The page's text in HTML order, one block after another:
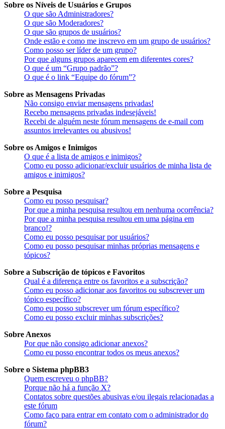
Sobre os Níveis de Usuários e Grupos
O que são Administradores?
O que são Moderadores?
O que são grupos de usuários?
Onde estão e como me inscrevo em um grupo de usuários?
Como posso ser líder de um grupo?
Por que alguns grupos aparecem em diferentes cores?
O que é um “Grupo padrão”?
O que é o link “Equipe do fórum”?
Sobre as Mensagens Privadas
Não consigo enviar mensagens privadas!
Recebo mensagens privadas indesejáveis!
Recebi de alguém neste fórum mensagens de e-mail com
assuntos irrelevantes ou abusivos!
Sobre os Amigos e Inimigos
O que é a lista de amigos e inimigos?
Como eu posso adicionar/excluir usuários de minha lista de
amigos e inimigos?
Sobre a Pesquisa
Como eu posso pesquisar?
Por que a minha pesquisa resultou em nenhuma ocorrência?
Por que a minha pesquisa resultou em uma página em
branco!?
Como eu posso pesquisar por usuários?
Como eu posso pesquisar minhas próprias mensagens e
tópicos?
Sobre a Subscrição de tópicos e Favoritos
Qual é a diferença entre os favoritos e a subscrição?
Como eu posso adicionar aos favoritos ou subscrever um
tópico específico?
Como eu posso subscrever um fórum específico?
Como eu posso excluir minhas subscrições?
Sobre Anexos
Por que não consigo adicionar anexos?
Como eu posso encontrar todos os meus anexos?
Sobre o Sistema phpBB3
Quem escreveu o phpBB?
Porque não há a função X?
Contatos sobre questões abusivas e/ou ilegais relacionadas a
este fórum
Como faço para entrar em contato com o administrador do
fórum?